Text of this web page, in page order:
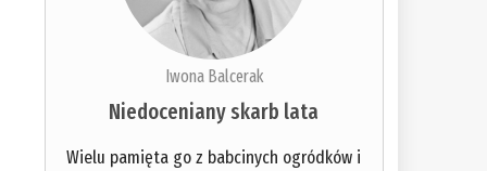
Iwona Balcerak
Niedoceniany skarb lata
Wielu pamięta go z babcinych ogródków i